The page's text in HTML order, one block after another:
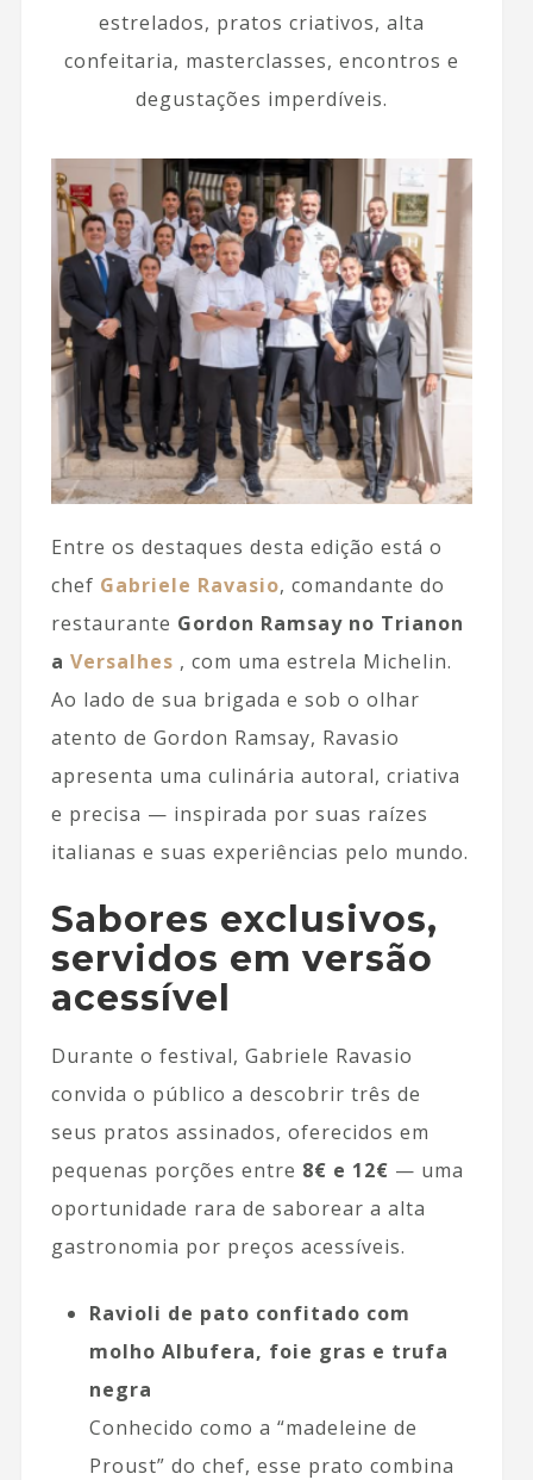
estrelados, pratos criativos, alta
confeitaria, masterclasses, encontros e
degustações imperdíveis.
Entre os destaques desta edição está o
chef Gabriele Ravasio, comandante do
restaurante Gordon Ramsay no Trianon
a Versalhes , com uma estrela Michelin.
Ao lado de sua brigada e sob o olhar
atento de Gordon Ramsay, Ravasio
apresenta uma culinária autoral, criativa
e precisa — inspirada por suas raízes
italianas e suas experiências pelo mundo.
Sabores exclusivos,
servidos em versão
acessível
Durante o festival, Gabriele Ravasio
convida o público a descobrir três de
seus pratos assinados, oferecidos em
pequenas porções entre 8€ e 12€ — uma
oportunidade rara de saborear a alta
gastronomia por preços acessíveis.
Ravioli de pato confitado com
molho Albufera, foie gras e trufa
negra
Conhecido como a “madeleine de
Proust” do chef, esse prato combina